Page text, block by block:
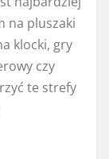
na pluszaki
klocki, gry
czy
te strefy